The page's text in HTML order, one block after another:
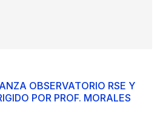
OBSERVATORIO RSE Y
POR PROF. MORALES